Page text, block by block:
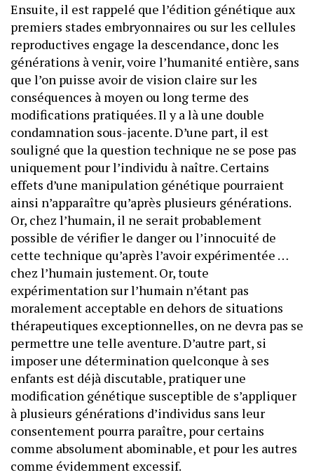
Ensuite, il est rappelé que l’édition génétique aux
premiers stades embryonnaires ou sur les cellules
reproductives engage la descendance, donc les
générations à venir, voire l’humanité entière, sans
que l’on puisse avoir de vision claire sur les
conséquences à moyen ou long terme des
modifications pratiquées. Il y a là une double
condamnation sous-jacente. D’une part, il est
souligné que la question technique ne se pose pas
uniquement pour l’individu à naître. Certains
effets d’une manipulation génétique pourraient
ainsi n’apparaître qu’après plusieurs générations.
Or, chez l’humain, il ne serait probablement
possible de vérifier le danger ou l’innocuité de
cette technique qu’après l’avoir expérimentée …
chez l’humain justement. Or, toute
expérimentation sur l’humain n’étant pas
moralement acceptable en dehors de situations
thérapeutiques exceptionnelles, on ne devra pas se
permettre une telle aventure. D’autre part, si
imposer une détermination quelconque à ses
enfants est déjà discutable, pratiquer une
modification génétique susceptible de s’appliquer
à plusieurs générations d’individus sans leur
consentement pourra paraître, pour certains
comme absolument abominable, et pour les autres
comme évidemment excessif.